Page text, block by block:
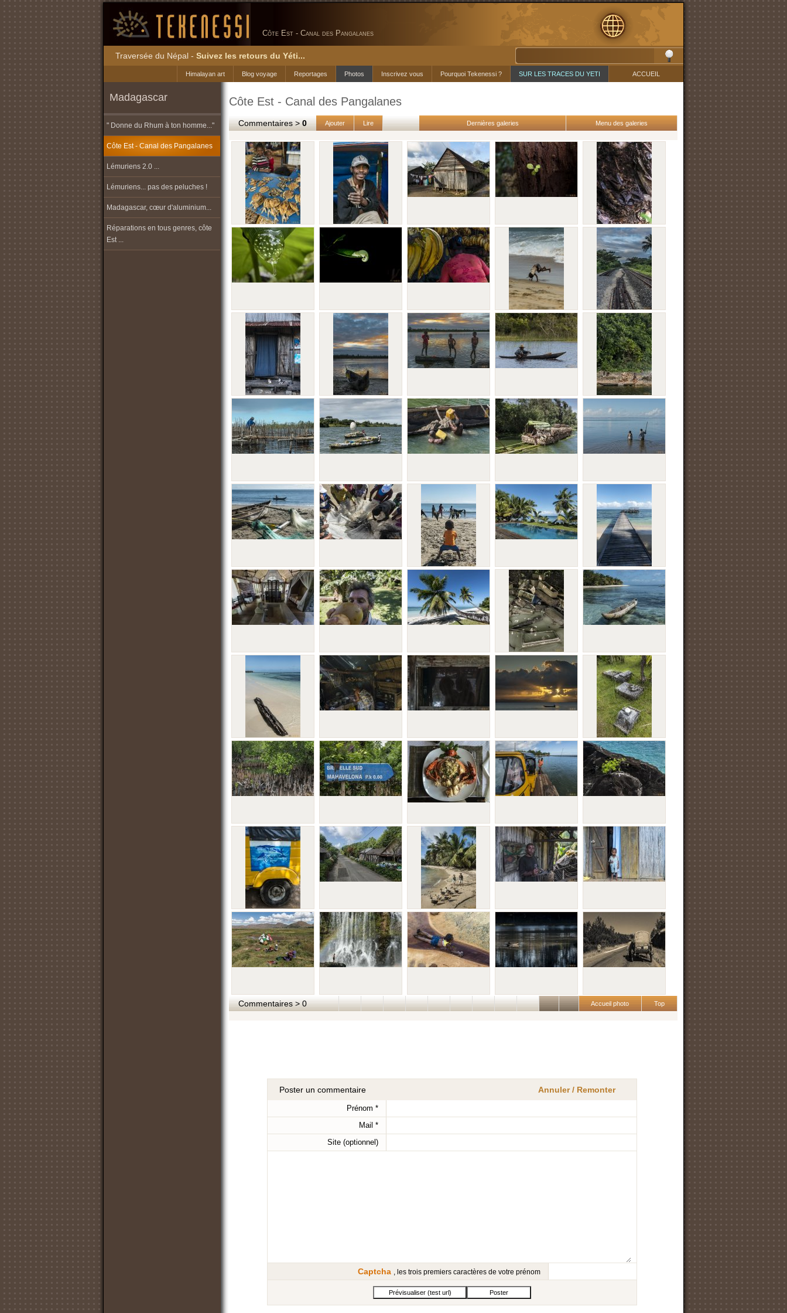
Côte Est - Canal des Pangalanes
Traversée du Népal - Suivez les retours du Yéti...
ACCUEIL
SUR LES TRACES DU YETI
Pourquoi Tekenessi ?
Inscrivez vous
Photos
Reportages
Blog voyage
Himalayan art
Madagascar
" Donne du Rhum à ton homme..."
Côte Est - Canal des Pangalanes
Lémuriens 2.0 ...
Lémuriens... pas des peluches !
Madagascar, cœur d'aluminium...
Réparations en tous genres, côte
Est ...
Côte Est - Canal des Pangalanes
Commentaires >0 Ajouter Lire Menu des galeries
Dernières galeries
Commentaires > 0 Top
Accueil photo
Annuler / Remonter
Poster un commentaire
Prénom *
Mail *
Site (optionnel)
Captcha , les trois premiers caractères de votre prénom